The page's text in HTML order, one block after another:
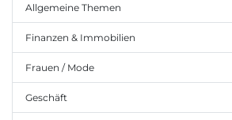
Allgemeine Themen
Finanzen & Immobilien
Frauen / Mode
Geschäft